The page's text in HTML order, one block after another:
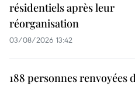
résidentiels après leur
réorganisation
03/08/2026 13:42
188 personnes renvoyées